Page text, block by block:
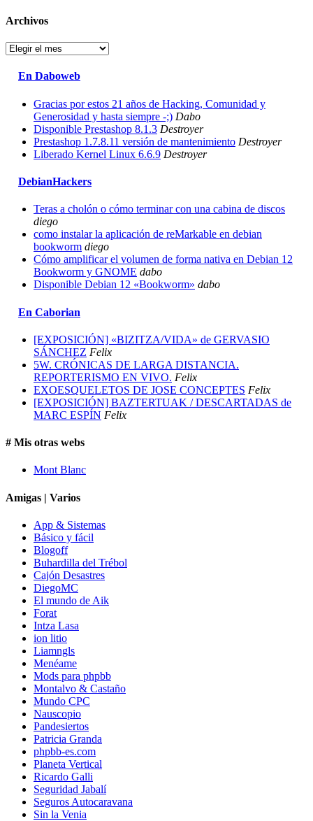
Archivos
Archivos
En Daboweb
Gracias por estos 21 años de Hacking, Comunidad y
Generosidad y hasta siempre -;) Dabo
Disponible Prestashop 8.1.3 Destroyer
Prestashop 1.7.8.11 versión de mantenimiento Destroyer
Liberado Kernel Linux 6.6.9 Destroyer
DebianHackers
Teras a cholón o cómo terminar con una cabina de discos
diego
como instalar la aplicación de reMarkable en debian
bookworm diego
Cómo amplificar el volumen de forma nativa en Debian 12
Bookworm y GNOME dabo
Disponible Debian 12 «Bookworm» dabo
En Caborian
[EXPOSICIÓN] «BIZITZA/VIDA» de GERVASIO
SÁNCHEZ Felix
5W. CRÓNICAS DE LARGA DISTANCIA.
REPORTERISMO EN VIVO. Felix
EXOESQUELETOS DE JOSE CONCEPTES Felix
[EXPOSICIÓN] BAZTERTUAK / DESCARTADAS de
MARC ESPÍN Felix
# Mis otras webs
Mont Blanc
Amigas | Varios
App & Sistemas
Básico y fácil
Blogoff
Buhardilla del Trébol
Cajón Desastres
DiegoMC
El mundo de Aik
Forat
Intza Lasa
ion litio
Liamngls
Menéame
Mods para phpbb
Montalvo & Castaño
Mundo CPC
Nauscopio
Pandesiertos
Patricia Granda
phpbb-es.com
Planeta Vertical
Ricardo Galli
Seguridad Jabalí
Seguros Autocaravana
Sin la Venia